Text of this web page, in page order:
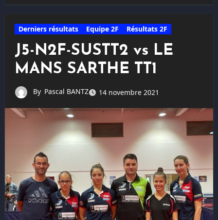
Derniers résultats Equipe 2F Résultats 2F
J5-N2F-SUSTT2 vs LE
MANS SARTHE TT1
By Pascal BANTZ 14 novembre 2021